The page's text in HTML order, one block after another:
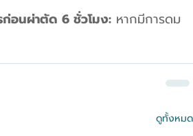
ก่อนผ่าตัด 6 ชั่วโมง: หากมีการดม
ดูทั้งหมด